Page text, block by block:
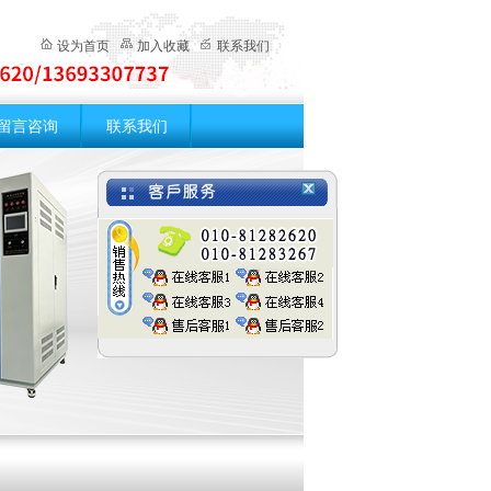
设为首页 加入收藏 联系我们
言咨询 联系我们